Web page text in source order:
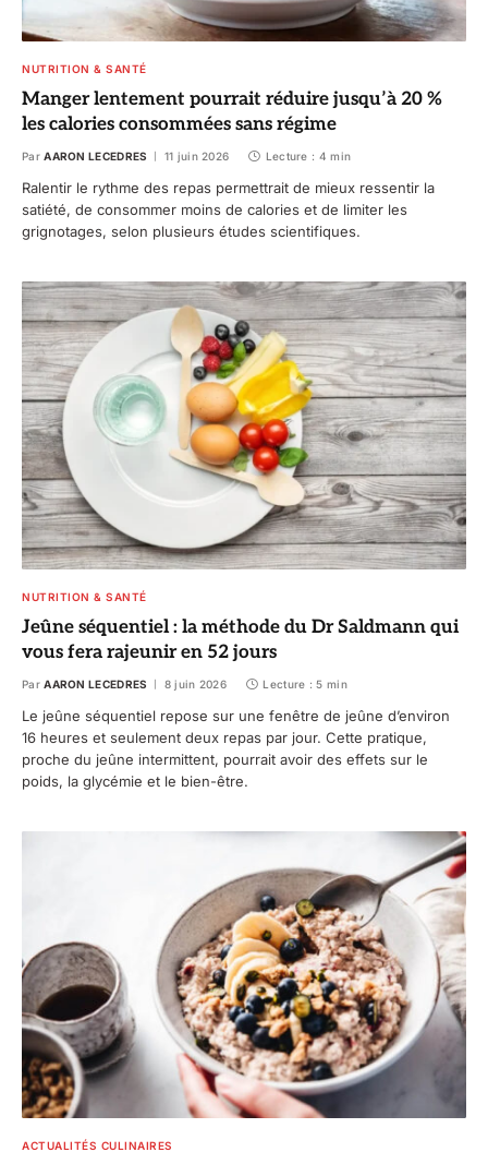
NUTRITION & SANTÉ
Manger lentement pourrait réduire jusqu’à 20 %
les calories consommées sans régime
Par AARON LECEDRES 11 juin 2026 Lecture : 4 min
Ralentir le rythme des repas permettrait de mieux ressentir la
satiété, de consommer moins de calories et de limiter les
grignotages, selon plusieurs études scientifiques.
NUTRITION & SANTÉ
Jeûne séquentiel : la méthode du Dr Saldmann qui
vous fera rajeunir en 52 jours
Par AARON LECEDRES 8 juin 2026 Lecture : 5 min
Le jeûne séquentiel repose sur une fenêtre de jeûne d’environ
16 heures et seulement deux repas par jour. Cette pratique,
proche du jeûne intermittent, pourrait avoir des effets sur le
poids, la glycémie et le bien-être.
ACTUALITÉS CULINAIRES